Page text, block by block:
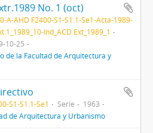
No. 1 (oct)
A-AHD F2400-S1-S1.1-Se1-Acta-1989-
Ind_ACD Ext_1989_1
10-25
de la Facultad de Arquitectura y
S1-S1.1-Se1 Serie
1963
de Arquitectura y Urbanismo